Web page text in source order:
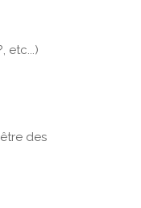
etc...)
des